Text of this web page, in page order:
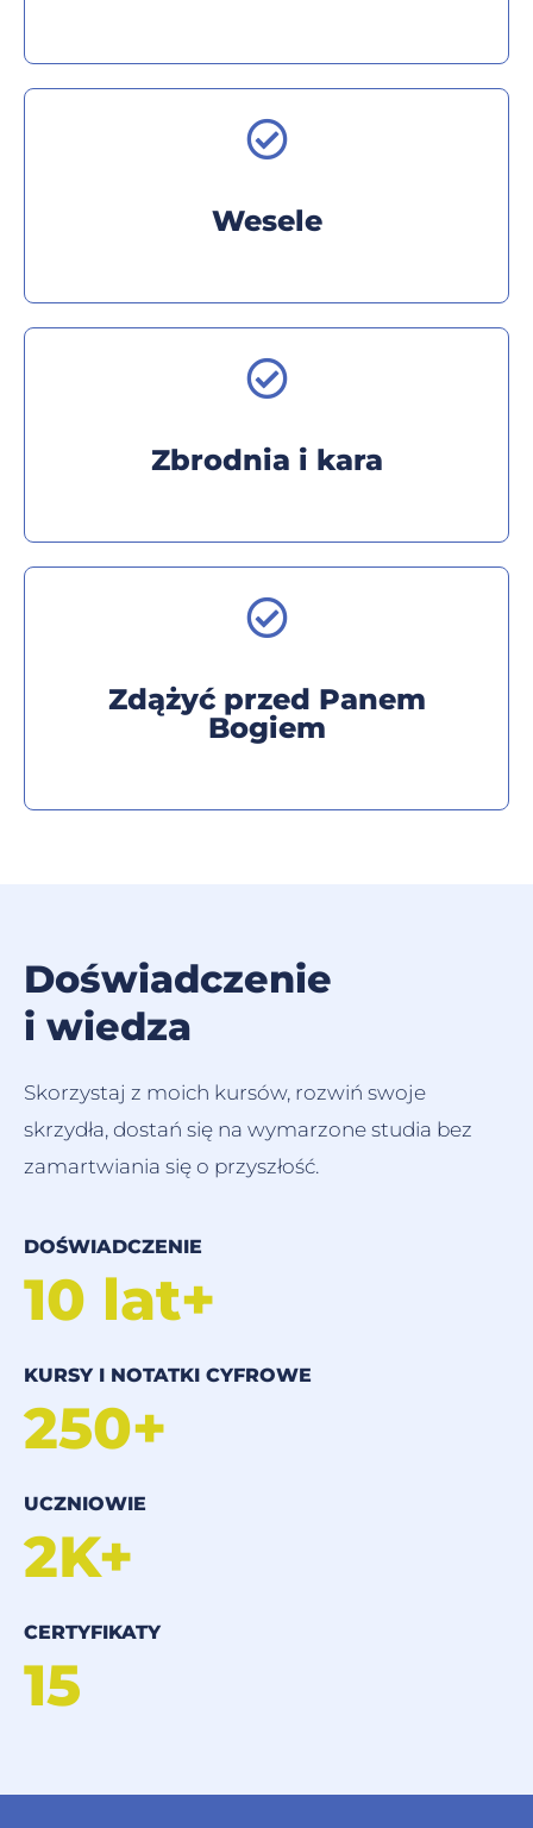
Wesele
Zbrodnia i kara
Zdążyć przed Panem
Bogiem
Doświadczenie
i wiedza
Skorzystaj z moich kursów, rozwiń swoje
skrzydła, dostań się na wymarzone studia bez
zamartwiania się o przyszłość.
DOŚWIADCZENIE
10 lat+
KURSY I NOTATKI CYFROWE
250+
UCZNIOWIE
2K+
CERTYFIKATY
15